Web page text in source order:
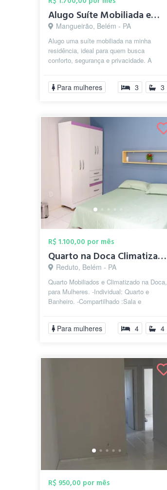
Alugo Suíte Mobiliada em Condomínio Fech...
Mangueirão, Belém - PA
Alugo uma suíte mobiliada na minha
residência, ideal para quem busca
conforto, segurança e privacidade. A
Para mulheres 3 3
R$ 1.100,00 por mês
Quarto na Doca Climatizado Individual p/...
Reduto, Belém - PA
Quarto Mobiliados e Climatizado na Doca,
para Mulheres. -Individual: Quarto e
Banheiro. -Compartilhado :Sala e
Para mulheres 4 4
R$ 950,00 por mês